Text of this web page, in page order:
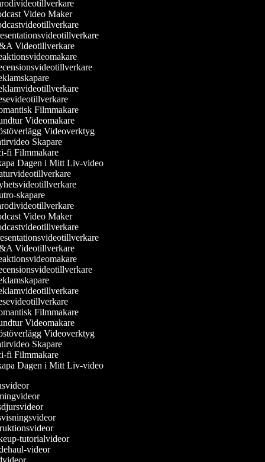
Video Maker
Videotillverkare
Filmmakare
Videomakare
Videoverktyg
Skapare
fi Filmmakare
Dagen i Mitt Liv-video
skapare
Video Maker
Videotillverkare
Filmmakare
Videomakare
Videoverktyg
Skapare
fi Filmmakare
Dagen i Mitt Liv-video
tutorialvideor
videor